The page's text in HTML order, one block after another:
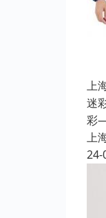
上
迷
彩
上
24-